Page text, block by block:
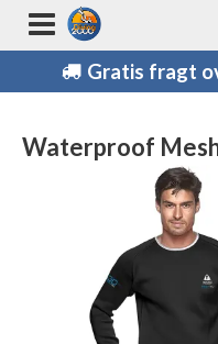
Gratis fragt
Waterproof